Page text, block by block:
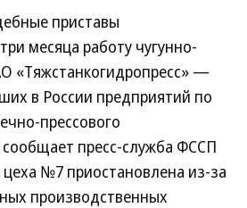
приставы
месяца работу чугунно-
«Тяжстанкогидропресс» —
в России предприятий по
прессового
пресс-служба ФССП
цеха №7 приостановлена из-за
производственных